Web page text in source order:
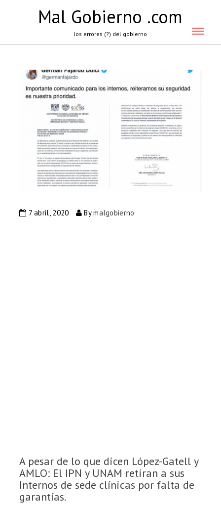
Mal Gobierno .com
los errores (?) del gobierno
7 abril, 2020 Bymalgobierno
A pesar de lo que dicen López-Gatell y
AMLO: El IPN y UNAM retiran a sus
Internos de sede clínicas por falta de
garantías.